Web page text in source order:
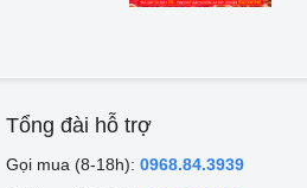
Tổng đài hỗ trợ
Gọi mua (8-18h): 0968.84.3939